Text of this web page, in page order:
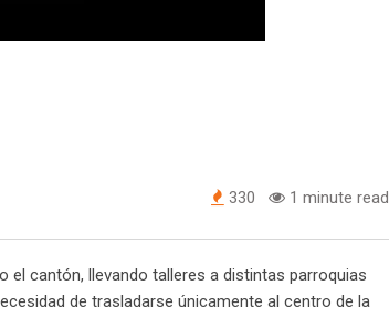
330 1 minute read
cantón, llevando talleres a distintas parroquias
de trasladarse únicamente al centro de la